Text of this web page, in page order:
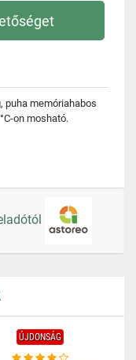
puha memóriahabos
on mosható.
ÚJDONSÁG